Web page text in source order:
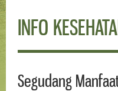
INFO
Segudang